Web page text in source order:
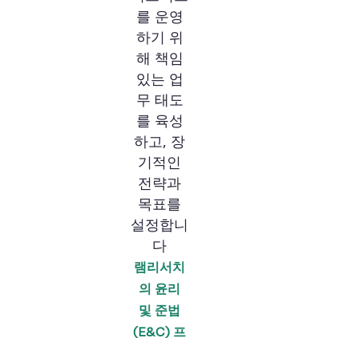
를 운영
하기 위
해 책임
있는 업
무 태도
를 육성
하고, 장
기적인
전략과
목표를
설정합니
다
램리서치
의 윤리
및 준법
(E&C) 프